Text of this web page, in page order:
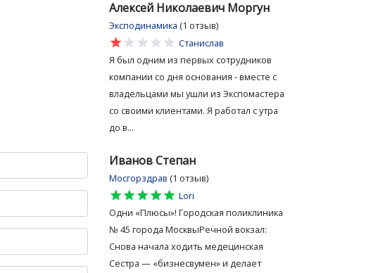
Алексей Николаевич Моргун
Эксподинамика (1 отзыв)
star
star
star
star
star
Станислав
Я был одним из первых сотрудников
компании со дня основания - вместе с
владельцами мы ушли из Экспомастера
со своими клиентами. Я работал с утра
до в...
Иванов Степан
Мосгорздрав (1 отзыв)
star
star
star
star
star
Lori
Одни «Плюсы»! Городская поликлиника
№ 45 города МосквыРечной вокзал:
Снова начала ходить медецинская
Сестра — «бизнесвумен» и делает